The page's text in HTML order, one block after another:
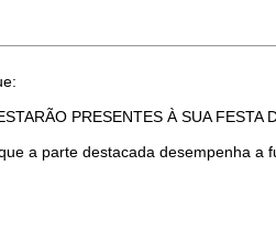
PRESENTES À SUA FESTA
a parte destacada desempenha a